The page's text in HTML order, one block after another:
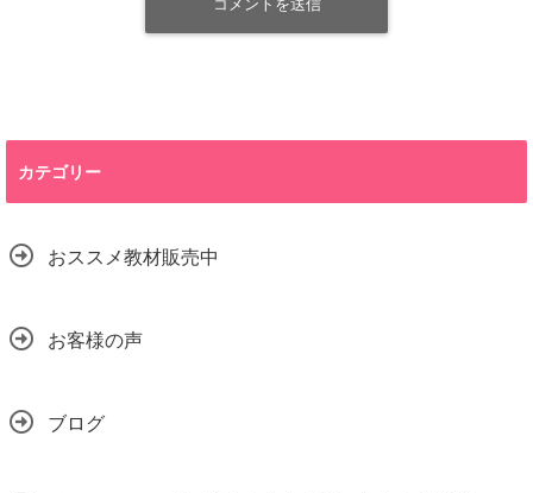
カテゴリー
おススメ教材販売中
お客様の声
ブログ